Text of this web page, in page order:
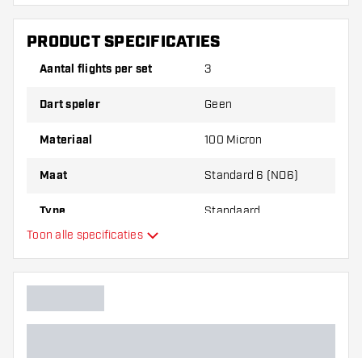
Probeer eens een andere vorm, materiaal of
dikte van de flights om erachter te komen
PRODUCT SPECIFICATIES
Aantal flights per set 3
Dart speler Geen
Materiaal 100 Micron
Maat Standard 6 (NO6)
Type Standaard
Hoofdkleur
Toon alle specificaties